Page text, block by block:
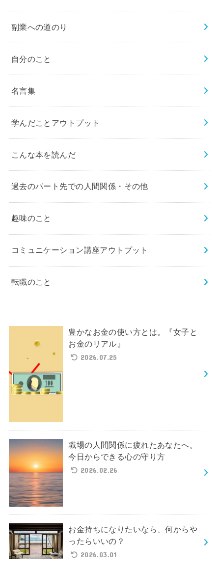
副業への道のり
自分のこと
名言集
学んだことアウトプット
こんな本を読んだ
過去のパート先での人間関係・その他
趣味のこと
コミュニケーション講座アウトプット
転職のこと
豊かなお金の使い方とは。『女子と
お金のリアル』
2026.07.25
職場の人間関係に疲れたあなたへ。
今日からできる心の守り方
2026.02.26
お金持ちになりたいなら、何からや
ったらいいの？
2026.03.01